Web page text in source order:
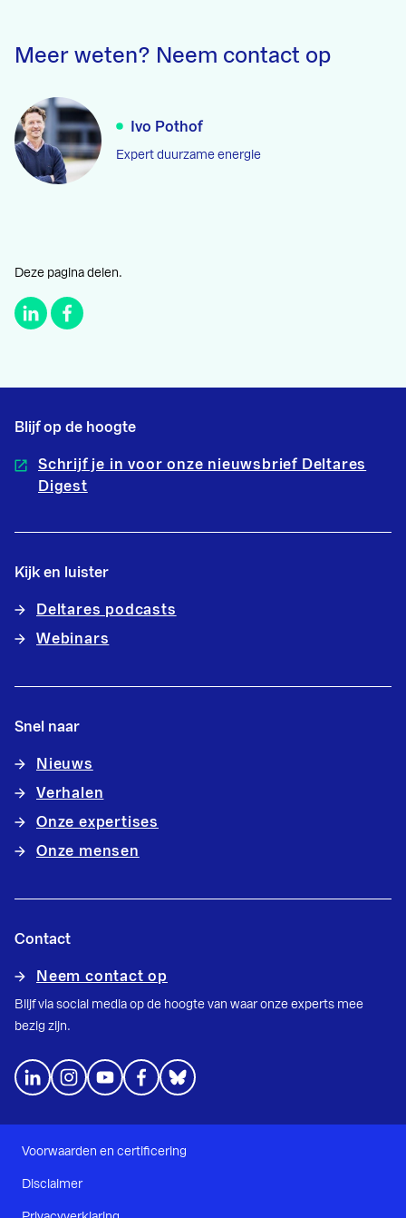
Meer weten? Neem contact op
Ivo Pothof
Expert duurzame energie
Deze pagina delen.
Blijf op de hoogte
Schrijf je in voor onze nieuwsbrief Deltares
Digest
Kijk en luister
Deltares podcasts
Webinars
Snel naar
Nieuws
Verhalen
Onze expertises
Onze mensen
Contact
Neem contact op
Blijf via social media op de hoogte van waar onze experts mee
bezig zijn.
Voorwaarden en certificering
Disclaimer